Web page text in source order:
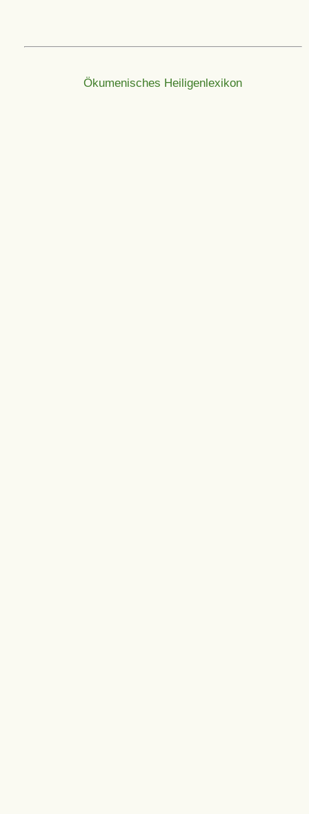
Ökumenisches Heiligenlexikon